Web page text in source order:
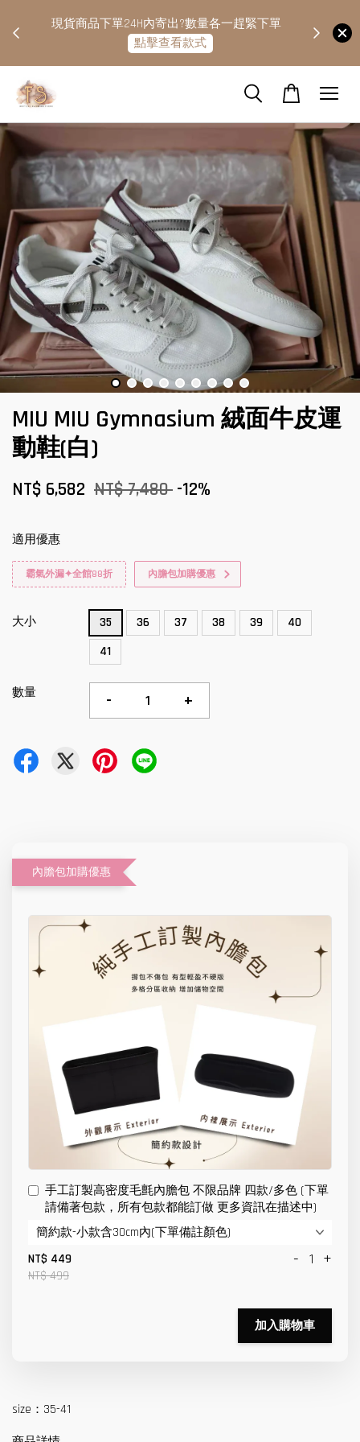
現貨商品下單24H內寄出?數量各一趕緊下單
點擊查看款式
MIU MIU Gymnasium 絨面牛皮運
動鞋(白)
NT$ 6,582 NT$ 7,480 -12%
適用優惠
霸氣外漏✦全館88折 內膽包加購優惠
大小 35 36 37 38 39
40
41
數量 - +
內膽包加購優惠
手工訂製高密度毛氈內膽包 不限品牌 四款/多色 (下單
請備著包款，所有包款都能訂做 更多資訊在描述中)
NT$ 449
NT$ 499
- +
加入購物車
size：35-41